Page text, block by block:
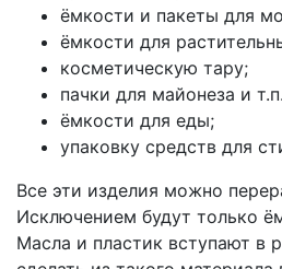
ёмкости и пакеты для
ёмкости для
косметическую тару;
пачки для майонеза и
ёмкости для еды;
упаковку средств для
Все эти изделия можно
Исключением будут только
Масла и пластик вступают в